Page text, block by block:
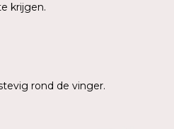
krijgen.
rond de vinger.